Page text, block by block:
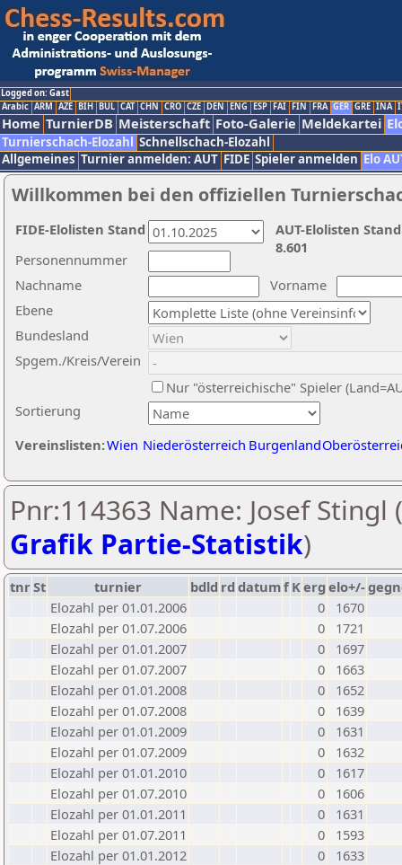
Logged on: Gast
Arabic ARM AZE BIH BUL CAT CHN CRO CZE DEN ENG ESP FAI FIN FRA GER GRE INA
Home TurnierDB Meisterschaft Foto-Galerie Meldekartei
Turnierschach-Elozahl Schnellschach-Elozahl
Allgemeines Turnier anmelden: AUT FIDE Spieler anmelden Elo
Willkommen bei den offiziellen
Nachname
Vorname
Ebene
Sortierung
Personennummer
Bundesland
Spgem./Kreis/Verein
Nur "österreichische" Spieler
Vereinslisten:Wien Niederösterreich Burgenland
AUT-Elolisten
8.601
FIDE-Elolisten Stand
Pnr:114363 Name: Josef Stingl (
Grafik Partie-Statistik)
tnrSt turnier bdld rd datumf Kerg elo+/-
Elozahl per 01.01.2006
0
1670
Elozahl per 01.07.2006
0
1721
Elozahl per 01.01.2007
0
1697
Elozahl per 01.07.2007
0
1663
Elozahl per 01.01.2008
0
1652
Elozahl per 01.07.2008
0
1639
Elozahl per 01.01.2009
0
1631
Elozahl per 01.07.2009
0
1632
Elozahl per 01.01.2010
0
1617
Elozahl per 01.07.2010
0
1606
Elozahl per 01.01.2011
0
1631
Elozahl per 01.07.2011
0
1593
Elozahl per 01.01.2012
0
1633